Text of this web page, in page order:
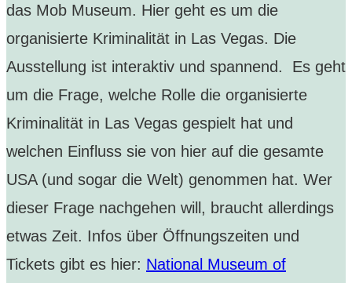
das Mob Museum. Hier geht es um die
organisierte Kriminalität in Las Vegas. Die
Ausstellung ist interaktiv und spannend. Es geht
um die Frage, welche Rolle die organisierte
Kriminalität in Las Vegas gespielt hat und
welchen Einfluss sie von hier auf die gesamte
USA (und sogar die Welt) genommen hat. Wer
dieser Frage nachgehen will, braucht allerdings
etwas Zeit. Infos über Öffnungszeiten und
Tickets gibt es hier: National Museum of